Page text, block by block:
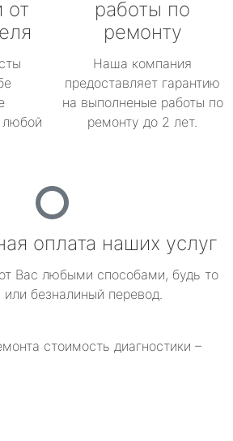
от
работы по
ремонту
Наша компания
предоставляет гарантию
на выполненые работы по
ремонту до 2 лет.
оплата наших услуг
Вас любыми способами, будь то
или безналиный перевод.
стоимость диагностики –